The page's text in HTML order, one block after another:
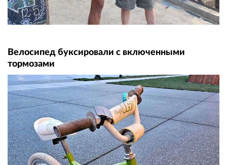
Велосипед буксировали с включенными
тормозами